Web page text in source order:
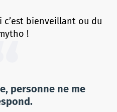
c’est bienveillant ou du
!
personne ne me